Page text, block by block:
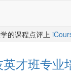
的课程点评上
才班专业